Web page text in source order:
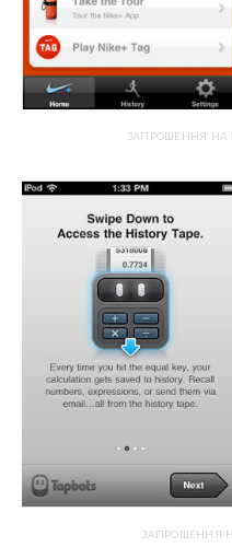
ЗАПРОШЕННЯ НА
ЗАПРОШЕННЯ